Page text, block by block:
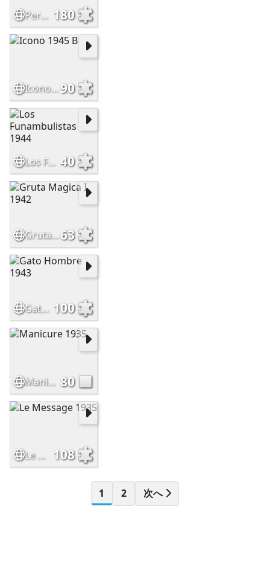
Personaje Libélula 1955 180
Icono 1945 B90
Los Funambulistas 1944 40
Gruta Magica I 194263
Gato Hombre 1943 100
Manicure 1935 80
Le Message 1935 108
1 2 次へ